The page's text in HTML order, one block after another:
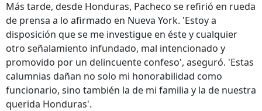
Más tarde, desde Honduras, Pacheco se refirió en rueda
de prensa a lo afirmado en Nueva York. 'Estoy a
disposición que se me investigue en éste y cualquier
otro señalamiento infundado, mal intencionado y
promovido por un delincuente confeso', aseguró. 'Estas
calumnias dañan no solo mi honorabilidad como
funcionario, sino también la de mi familia y la de nuestra
querida Honduras'.